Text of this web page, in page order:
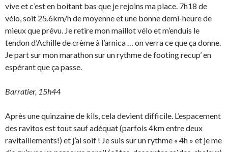
vive et c’est en boitant bas que je rejoins ma place. 7h18 de
vélo, soit 25.6km/h de moyenne et une bonne demi-heure de
mieux que prévu. Je retire mon maillot vélo et m’enduis le
tendon d’Achille de crème à l’arnica … on verra ce que ça donne.
Je part sur mon marathon sur un rythme de footing recup’ en
espérant que ça passe.
Barratier, 15h44
Après une quinzaine de kils, cela devient difficile. L’espacement
des ravitos est tout sauf adéquat (parfois 4km entre deux
ravitaillements!) et j’ai soif ! Je suis sur un rythme « 4h » et je me